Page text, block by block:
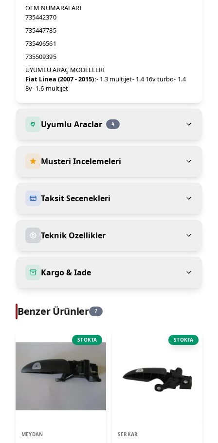
OEM NUMARALARI
735442370
735447785
735496561
735509395
UYUMLU ARAÇ MODELLERİ
Fiat Linea (2007 - 2015):- 1.3 multijet- 1.4 16v turbo- 1.4
8v- 1.6 multijet
Uyumlu Araclar 4
Musteri Incelemeleri
Taksit Secenekleri
Teknik Ozellikler
Kargo & Iade
Benzer Ürünler 7
STOKTA
MEYDAN
STOKTA
SERKAR